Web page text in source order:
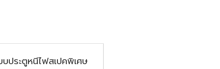
ประตูหนีไฟสเปคพิเศษ